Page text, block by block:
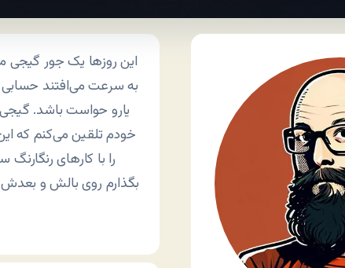
این روزها یک جور گیجی
به سرعت می‌افتند
یارو حواست باشد. گیجی
خودم تلقین می‌کنم که
را با کارهای
بگذارم روی بالش و